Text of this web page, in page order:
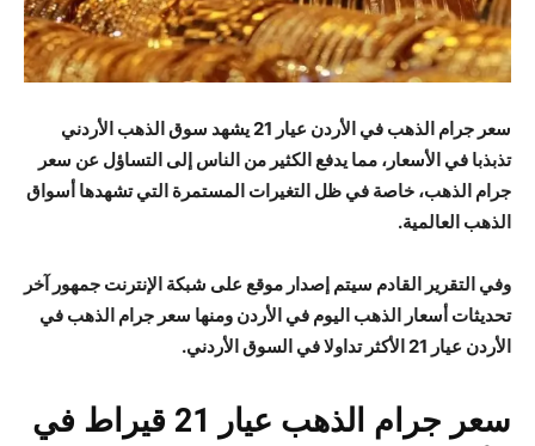
سعر جرام الذهب في الأردن
عيار 21 يشهد سوق الذهب الأردني
تذبذبا في الأسعار، مما يدفع الكثير من الناس إلى التساؤل عن سعر
جرام الذهب، خاصة في ظل التغيرات المستمرة التي تشهدها أسواق
الذهب العالمية.
وفي التقرير القادم سيتم إصدار موقع على شبكة الإنترنت جمهور آخر
تحديثات أسعار الذهب اليوم في الأردن ومنها سعر جرام الذهب في
الأردن عيار 21 الأكثر تداولا في السوق الأردني.
سعر جرام الذهب عيار 21 قيراط في